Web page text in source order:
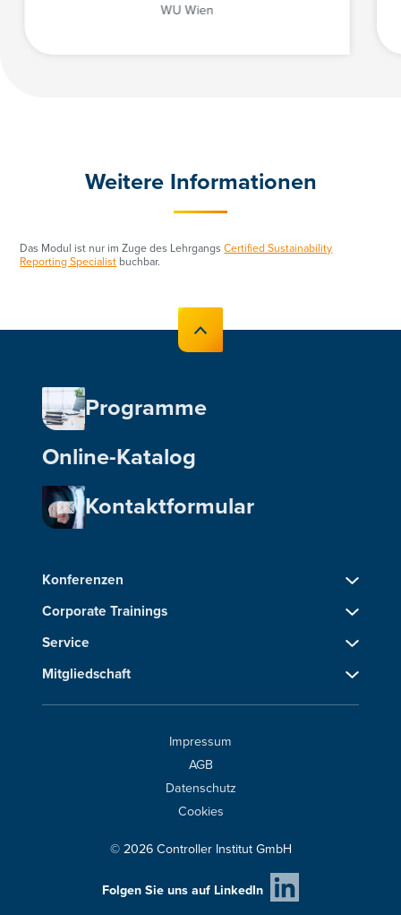
WU Wien
Weitere Informationen
Das Modul ist nur im Zuge des LehrgangsCertified Sustainability
Reporting Specialist buchbar.
Programme
Online-Katalog
Kontaktformular
Konferenzen
Corporate Trainings
Service
Mitgliedschaft
Impressum
AGB
Datenschutz
Cookies
© 2026 Controller Institut GmbH
Folgen Sie uns auf LinkedIn